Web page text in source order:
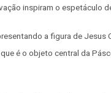
inspiram o espetáculo
a figura de Jesus
é o objeto central da